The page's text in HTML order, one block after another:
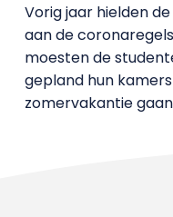
Vorig jaar hielden
aan de
moesten de
gepland hun
zomervakantie